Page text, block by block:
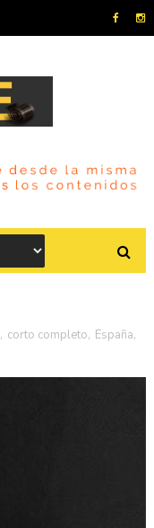
, corto completo, España,